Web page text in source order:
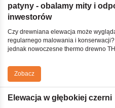
patyny - obalamy mity i
inwestorów
Czy drewniana elewacja może
regularnego malowania i
jednak nowoczesne thermo drewno
Zobacz
Elewacja w głębokiej czerni